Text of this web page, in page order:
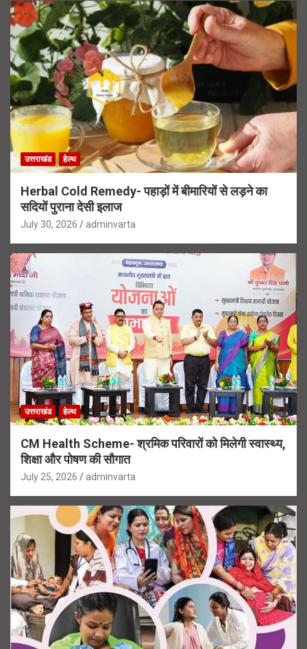
उत्तराखंड हेल्थ
Herbal Cold Remedy- पहाड़ों में बीमारियों से लड़ने का
सदियों पुराना देसी इलाज
July 30, 2026 adminvarta
उत्तराखंड हेल्थ
CM Health Scheme- श्रमिक परिवारों को मिलेगी स्वास्थ्य,
शिक्षा और पोषण की सौगात
July 25, 2026 adminvarta